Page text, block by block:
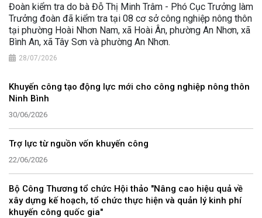
Đoàn kiểm tra do bà Đỗ Thị Minh Trâm - Phó Cục Trưởng làm
Trưởng đoàn đã kiểm tra tại 08 cơ sở công nghiệp nông thôn
tại phường Hoài Nhơn Nam, xã Hoài Ân, phường An Nhơn, xã
Bình An, xã Tây Sơn và phường An Nhơn.
28/07/2026
Khuyến công tạo động lực mới cho công nghiệp nông thôn
Ninh Bình
30/06/2026
Trợ lực từ nguồn vốn khuyến công
22/06/2026
Bộ Công Thương tổ chức Hội thảo "Nâng cao hiệu quả về
xây dựng kế hoạch, tổ chức thực hiện và quản lý kinh phí
khuyến công quốc gia"